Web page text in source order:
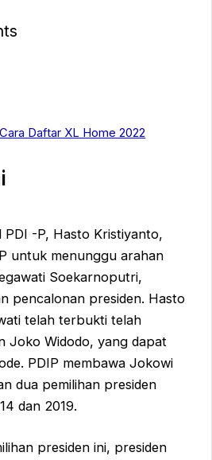
Daftar XL Home 2022
PDI -P, Hasto Kristiyanto,
untuk menunggu arahan
Soekarnoputri,
pencalonan presiden. Hasto
telah terbukti telah
Joko Widodo, yang dapat
PDIP membawa Jokowi
dua pemilihan presiden
dan 2019.
presiden ini, presiden